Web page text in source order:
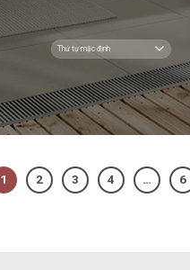
1 2 3 4 … 6